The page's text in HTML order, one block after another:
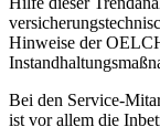
Hinweise der
Bei den Service-
ist vor allem die